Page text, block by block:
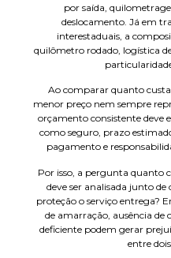
por saída,
deslocamento. Já em
interestaduais, a
quilômetro rodado, logística
Ao comparar quanto
menor preço nem sempre
orçamento consistente deve
como seguro, prazo
pagamento e
Por isso, a pergunta
deve ser analisada junto
proteção o serviço entrega?
de amarração, ausência
deficiente podem gerar
entre